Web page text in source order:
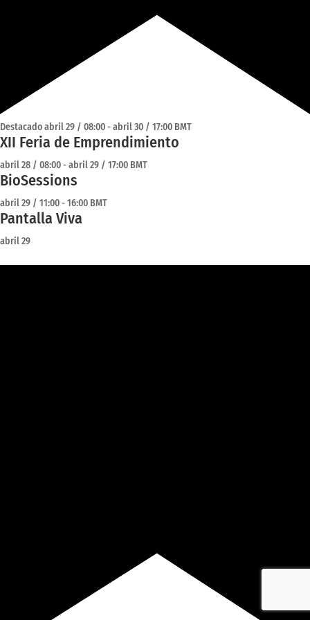
Destacadoabril 29 / 08:00-abril 30 / 17:00 BMT
XII Feria de Emprendimiento
abril 28 / 08:00-abril 29 / 17:00 BMT
BioSessions
abril 29 / 11:00-16:00 BMT
Pantalla Viva
abril 29